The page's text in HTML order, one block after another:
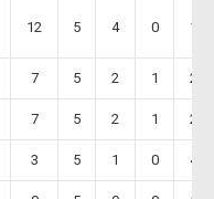
12 5 4 0 1
7 5 2 1 2
7 5 2 1 2
3 5 1 0 4